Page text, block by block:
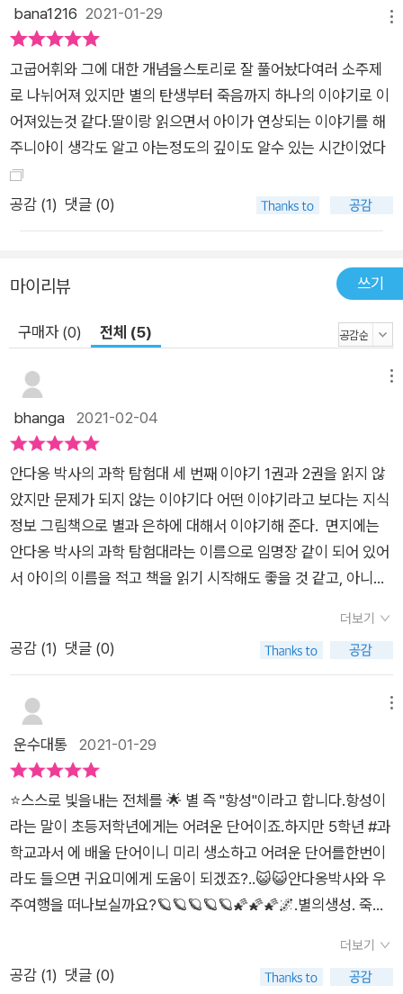
독자들은 이제 동요 〈작은 별〉의 가사가 전과 다르게 들릴 것입니
다. ‘별이 반짝반짝 빛나는 이유’, ‘별은 우리 눈에는 작아 보이지
만 작지 않다’, ‘지금 우리가 보고 있는 별빛은 수백만 년 전 별을
떠나온 것이다’, ‘동쪽 하늘에 보이는 별과 서쪽 하늘에 보이는 별
이 다르다’와 같은 정보들을 떠올리게 될 테지요. 그러나 이 책은
별과 은하에 대한 정보를 전달하는 것에만 그치지 않습니다. 지구
에서 볼 수 있는 별과 은하에 대해 설명한 다음, 그것을 어떻게 관
찰할 수 있는지까지 알려 줍니다. 이 책에서 배운 내용을 바탕으
보고 싶은 마음이 샘솟을 것입니다. 우주는 여전히 인류에게 미지
의 세계입니다. 지금 밝혀진 사실보다 앞으로 밝혀질 사실이 더
많을 테지요. 이 책이 어린이 독자들의 호기심과 탐구심을 자극하
여 뒷날 새로운 우주 발견에 보탬이 되면 좋겠습니다.
bana1216 2021-01-29
고굽어휘와 그에 대한 개념을스토리로 잘 풀어놨다여러 소주제
로 나뉘어져 있지만 별의 탄생부터 죽음까지 하나의 이야기로 이
어져있는것 같다.딸이랑 읽으면서 아이가 연상되는 이야기를 해
주니아이 생각도 알고 아는정도의 깊이도 알수 있는 시간이었다
공감 (1) 댓글 (0)
마이리뷰 쓰기
구매자 (0) 전체 (5)
bhanga 2021-02-04
안다옹 박사의 과학 탐험대 세 번째 이야기 1권과 2권을 읽지 않
았지만 문제가 되지 않는 이야기다 어떤 이야기라고 보다는 지식
정보 그림책으로 별과 은하에 대해서 이야기해 준다. 면지에는
안다옹 박사의 과학 탐험대라는 이름으로 임명장 같이 되어 있어
서 아이의 이름을 적고 책을 읽기 시작해도 좋을 것 같고, 아니면
에 나오는 별과 은하에 대한 용어로는 거성, 광년, 만유인력, 백색
왜성, 별(항성), 블랙홀, 성운, 은하, 적색왜성, 제임스 웨브 우주
도 쉽지 않은 하지만 기본적인 별과 은하에 대한 용어다. 그림책
안에서 접하게 되는 용어는 쉽지 않았지만 그림책에서 보니 왠지
친근하게 느껴졌다. 아이와 그림을 보면서 찬찬히 읽어 나갔다.
미소를 지으면서 보게 되었다. 빛의 속도 편에서는 1광년을 '어른
걸음으로 1광년을 걸으려면, 2억 2500만 년쯤 걸려. 지구에 공
룡이 처음 생겨났을 때부터 오늘날까지 쉼 없이 걸어야 하는 셈이
지.'라고 설명을 하는데, 아이가 이해할 수 있도록 설명을 해 주어
서 좋았다. 아름다운 그림과 귀여운 캐릭터의 조합으로 어렵지 않
더보기
공감 (1) 댓글 (0)
운수대통 2021-01-29
⭐스스로 빛을내는 전체를 🌟 별 즉 "항성"이라고 합니다.항성이
라는 말이 초등저학년에게는 어려운 단어이죠.하지만 5학년 #과
학교과서 에 배울 단어이니 미리 생소하고 어려운 단어를한번이
라도 들으면 귀요미에게 도움이 되겠죠?..😺😺안다옹박사와 우
주여행을 떠나보실까요?🪐🪐🪐🪐🪐🌠🌠🌠🌌.별의생성. 죽
입니다.하지만귀요민은 아직 이런 지식정보책이 많이 어려운가
봐요.😅😅😅😅😅그래도 전 귀요민에게 읽어줍니다.이책은 아
더보기
공감 (1) 댓글 (0)